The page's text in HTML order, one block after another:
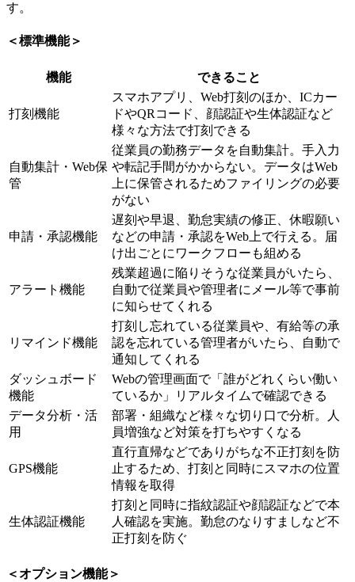
す。
＜標準機能＞
機能 できること
打刻機能
スマホアプリ、Web打刻のほか、ICカー
ドやQRコード、顔認証や生体認証など
様々な方法で打刻できる
自動集計・Web保
管
従業員の勤務データを自動集計。手入力
や転記手間がかからない。データはWeb
上に保管されるためファイリングの必要
がない
申請・承認機能
遅刻や早退、勤怠実績の修正、休暇願い
などの申請・承認をWeb上で行える。届
け出ごとにワークフローも組める
アラート機能
残業超過に陥りそうな従業員がいたら、
自動で従業員や管理者にメール等で事前
に知らせてくれる
リマインド機能
打刻し忘れている従業員や、有給等の承
認を忘れている管理者がいたら、自動で
通知してくれる
ダッシュボード
機能
Webの管理画面で「誰がどれくらい働い
ているか」リアルタイムで確認できる
データ分析・活
用
部署・組織など様々な切り口で分析。人
員増強など対策を打ちやすくなる
GPS機能
直行直帰などでありがちな不正打刻を防
止するため、打刻と同時にスマホの位置
情報を取得
生体認証機能
打刻と同時に指紋認証や顔認証などで本
人確認を実施。勤怠のなりすましなど不
正打刻を防ぐ
＜オプション機能＞